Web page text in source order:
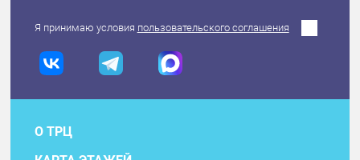
Я принимаю условия пользовательского соглашения
О ТРЦ